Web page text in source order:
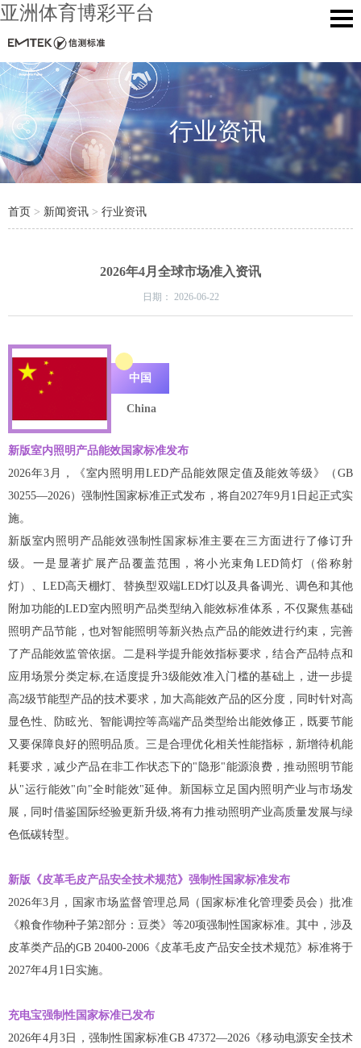
亚洲体育博彩平台
行业资讯
首页 > 新闻资讯 > 行业资讯
2026年4月全球市场准入资讯
日期： 2026-06-22
中国
China
新版室内照明产品能效国家标准发布
2026年3月，《室内照明用LED产品能效限定值及能效等级》（GB
30255—2026）强制性国家标准正式发布，将自2027年9月1日起正式实
施。
新版室内照明产品能效强制性国家标准主要在三方面进行了修订升
级。一是显著扩展产品覆盖范围，将小光束角LED筒灯（俗称射
灯）、LED高天棚灯、替换型双端LED灯以及具备调光、调色和其他
附加功能的LED室内照明产品类型纳入能效标准体系，不仅聚焦基础
照明产品节能，也对智能照明等新兴热点产品的能效进行约束，完善
了产品能效监管依据。二是科学提升能效指标要求，结合产品特点和
应用场景分类定标,在适度提升3级能效准入门槛的基础上，进一步提
高2级节能型产品的技术要求，加大高能效产品的区分度，同时针对高
显色性、防眩光、智能调控等高端产品类型给出能效修正，既要节能
又要保障良好的照明品质。三是合理优化相关性能指标，新增待机能
耗要求，减少产品在非工作状态下的"隐形"能源浪费，推动照明节能
从"运行能效"向"全时能效"延伸。新国标立足国内照明产业与市场发
展，同时借鉴国际经验更新升级,将有力推动照明产业高质量发展与绿
色低碳转型。
新版《皮革毛皮产品安全技术规范》强制性国家标准发布
2026年3月，国家市场监督管理总局（国家标准化管理委员会）批准
《粮食作物种子第2部分：豆类》等20项强制性国家标准。其中，涉及
皮革类产品的GB 20400-2006《皮革毛皮产品安全技术规范》标准将于
2027年4月1日实施。
充电宝强制性国家标准已发布
2026年4月3日，强制性国家标准GB 47372—2026《移动电源安全技术